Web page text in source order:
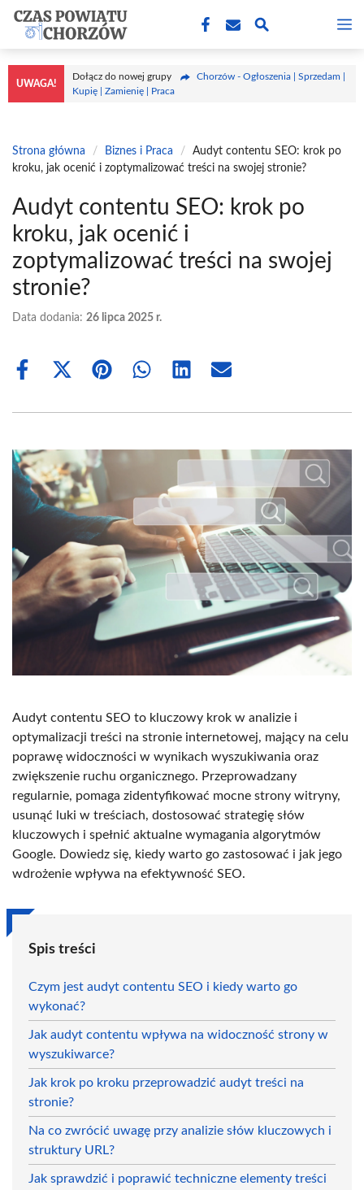
Przejdź
treści
UWAGA!
Dołącz do nowej grupy
Chorzów - Ogłoszenia | Sprzedam |
Kupię | Zamienię | Praca
Strona główna / Biznes i Praca /
Audyt contentu SEO: krok po
kroku, jak ocenić i zoptymalizować treści na swojej stronie?
Audyt contentu SEO: krok po
kroku, jak ocenić i
zoptymalizować treści na swojej
stronie?
Data dodania: 26 lipca 2025 r.
Share
Share
(Twitter)
Share Share Share Share
Audyt contentu SEO to kluczowy krok w analizie i
optymalizacji treści na stronie internetowej, mający na celu
poprawę widoczności w wynikach wyszukiwania oraz
zwiększenie ruchu organicznego. Przeprowadzany
regularnie, pomaga zidentyfikować mocne strony witryny,
usunąć luki w treściach, dostosować strategię słów
kluczowych i spełnić aktualne wymagania algorytmów
Google. Dowiedz się, kiedy warto go zastosować i jak jego
wdrożenie wpływa na efektywność SEO.
Spis treści
Czym jest audyt contentu SEO i kiedy warto go
wykonać?
Jak audyt contentu wpływa na widoczność strony w
wyszukiwarce?
Jak krok po kroku przeprowadzić audyt treści na
stronie?
Na co zwrócić uwagę przy analizie słów kluczowych i
struktury URL?
Jak sprawdzić i poprawić techniczne elementy treści